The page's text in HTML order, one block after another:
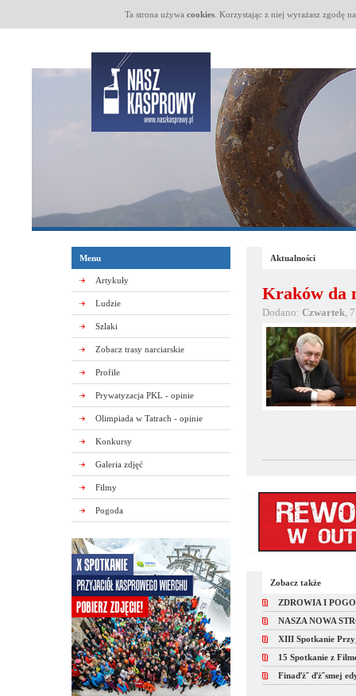
Ta strona używa cookies. Korzystając z niej wyrażasz zgodę
Menu
Artykuły
Ludzie
Szlaki
Zobacz trasy narciarskie
Profile
Prywatyzacja PKL - opinie
Olimpiada w Tatrach - opinie
Konkursy
Galeria zdjęć
Filmy
Pogoda
Aktualności
Kraków da
Dodano: Czwartek,
Zobacz także
ZDROWIA I
NASZA NOWA
XIII Spotkanie
15 Spotkanie z
Finaďż˝ ďż˝smej